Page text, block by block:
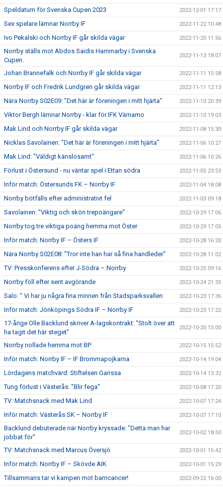
Speldatum för Svenska Cupen 2023 2022-12-01 17:17
Sex spelare lämnar Norrby IF 2022-11-22 10:48
Ivo Pekalski och Norrby IF går skilda vägar 2022-11-20 11:56
Norrby ställs mot Abdos Saidis Hammarby i Svenska
Cupen.
2022-11-13 18:07
Johan Brannefalk och Norrby IF går skilda vägar 2022-11-11 15:58
Norrby IF och Fredrik Lundgren går skilda vägar 2022-11-11 12:13
Nära Norrby S02E09: "Det här är föreningen i mitt hjärta" 2022-11-10 20:39
Viktor Bergh lämnar Norrby - klar för IFK Värnamo 2022-11-10 19:03
Mak Lind och Norrby IF går skilda vägar 2022-11-08 15:30
Nicklas Savolainen: "Det här är föreningen i mitt hjärta" 2022-11-06 10:27
Mak Lind: "Väldigt känslosamt" 2022-11-06 10:26
Förlust i Östersund - nu väntar spel i Ettan södra 2022-11-05 23:53
Inför match: Östersunds FK – Norrby IF 2022-11-04 18:08
Norrby bötfälls efter administrativt fel 2022-11-03 09:18
Savolainen: "Viktig och skön trepoängare" 2022-10-29 17:06
Norrby tog tre viktiga poäng hemma mot Öster 2022-10-29 17:05
Inför match: Norrby IF – Östers IF 2022-10-28 16:20
Nära Norrby S02E08: "Tror inte han har så fina handleder" 2022-10-28 11:02
TV: Presskonferens efter J-Södra – Norrby 2022-10-25 09:16
Norrby föll efter sent avgörande 2022-10-24 21:35
Salo: " Vi har ju några fina minnen från Stadsparksvallen 2022-10-23 17:36
Inför match: Jönköpings Södra IF – Norrby IF 2022-10-23 17:22
17-årige Olle Backlund skriver A-lagskontrakt: "Stolt över att
ha tagit det här steget"
2022-10-20 15:00
Norrby nollade hemma mot BP 2022-10-15 15:52
Inför match: Norrby IF – IF Brommapojkarna 2022-10-14 19:04
Lördagens matchvärd: Stiftelsen Garissa 2022-10-14 13:32
Tung förlust i Västerås: "Blir fega" 2022-10-08 17:20
TV: Matchsnack med Mak Lind 2022-10-07 17:24
Inför match: Västerås SK – Norrby IF 2022-10-07 17:10
Backlund debuterade när Norrby kryssade: "Detta man har
jobbat för"
2022-10-02 18:50
TV: Matchsnack med Marcus Översjö 2022-10-01 15:42
Inför match: Norrby IF – Skövde AIK 2022-10-01 15:29
Tillsammans tar vi kampen mot barncancer! 2022-09-22 16:00